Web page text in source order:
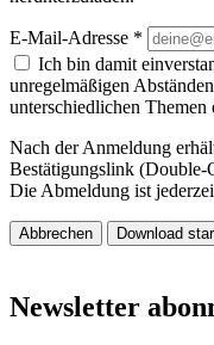
E-Mail-Adresse *
Ich bin damit
unregelmäßigen
unterschiedlichen Themen
Nach der Anmeldung
Bestätigungslink (Double-
Die Abmeldung ist
Abbrechen Download
Newsletter